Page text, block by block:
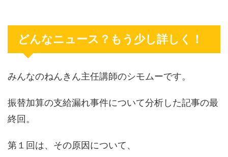
どんなニュース？もう少し詳しく！
みんなのねんきん主任講師のシモムーです。
振替加算の支給漏れ事件について分析した記事の最
終回。
第１回は、その原因について、